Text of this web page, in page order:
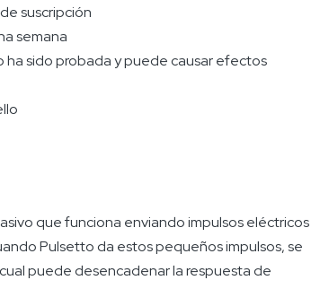
suscripción
semana
ha sido probada y puede causar efectos
que funciona enviando impulsos eléctricos
Pulsetto da estos pequeños impulsos, se
puede desencadenar la respuesta de